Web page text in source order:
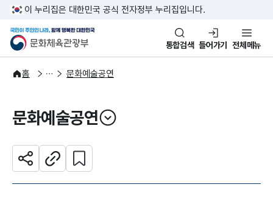
본문 바로가기
주메뉴 바로가기
이 누리집은 대한민국 공식 전자정부 누리집입니다.
문화체육관광부
국민이 주인인 나라, 함께 행복
통합검색 들어가기 전체메뉴
홈
문화광장 문화예술공연
문화예술공연
열기
공유하기주소복사
관심 콘텐츠 설정하기